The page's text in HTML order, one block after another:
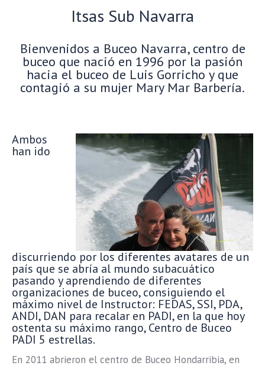
Itsas Sub Navarra
Bienvenidos a Buceo Navarra, centro de
buceo que nació en 1996 por la pasión
hacia el buceo de Luis Gorricho y que
contagió a su mujer Mary Mar Barbería.
Ambos
han ido
discurriendo por los diferentes avatares de un
país que se abría al mundo subacuático
pasando y aprendiendo de diferentes
organizaciones de buceo, consiguiendo el
máximo nivel de Instructor: FEDAS, SSI, PDA,
ANDI, DAN para recalar en PADI, en la que hoy
ostenta su máximo rango, Centro de Buceo
PADI 5 estrellas.
En 2011 abrieron el centro de Buceo Hondarribia, en